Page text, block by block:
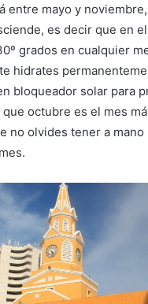
entre mayo y
es decir que en
grados en cualquier
hidrates
bloqueador solar para
octubre es el mes
no olvides tener a mano